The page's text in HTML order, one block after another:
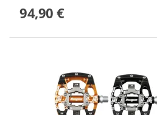
94,90 €